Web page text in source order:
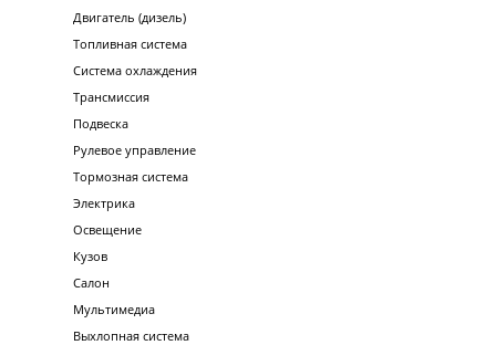
Двигатель (дизель)
Топливная система
Система охлаждения
Трансмиссия
Подвеска
Рулевое управление
Тормозная система
Электрика
Освещение
Кузов
Салон
Мультимедиа
Выхлопная система